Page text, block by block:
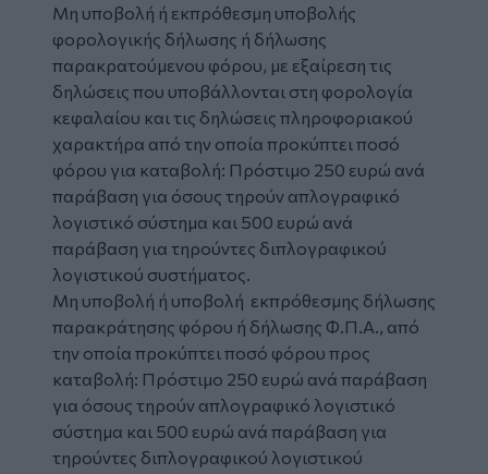
Μη υποβολή ή εκπρόθεσμη υποβολής
φορολογικής δήλωσης ή δήλωσης
παρακρατούμενου φόρου, με εξαίρεση τις
δηλώσεις που υποβάλλονται στη φορολογία
κεφαλαίου και τις δηλώσεις πληροφοριακού
χαρακτήρα από την οποία προκύπτει ποσό
φόρου για καταβολή: Πρόστιμο 250 ευρώ ανά
παράβαση για όσους τηρούν απλογραφικό
λογιστικό σύστημα και 500 ευρώ ανά
παράβαση για τηρούντες διπλογραφικού
λογιστικού συστήματος.
Μη υποβολή ή υποβολή εκπρόθεσμης δήλωσης
παρακράτησης φόρου ή δήλωσης Φ.Π.Α., από
την οποία προκύπτει ποσό φόρου προς
καταβολή: Πρόστιμο 250 ευρώ ανά παράβαση
για όσους τηρούν απλογραφικό λογιστικό
σύστημα και 500 ευρώ ανά παράβαση για
τηρούντες διπλογραφικού λογιστικού